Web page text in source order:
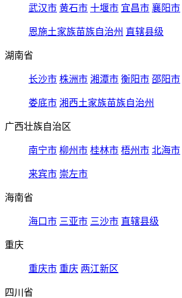
武汉市 黄石市 十堰市 宜昌市 襄阳市
恩施土家族苗族自治州 直辖县级
湖南省
长沙市 株洲市 湘潭市 衡阳市 邵阳市
娄底市 湘西土家族苗族自治州
广西壮族自治区
南宁市 柳州市 桂林市 梧州市 北海市
来宾市 崇左市
海南省
海口市 三亚市 三沙市 直辖县级
重庆
重庆市 重庆 两江新区
四川省